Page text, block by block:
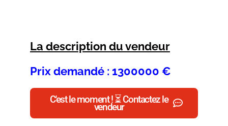
La description du vendeur
Prix demandé : 1300000 €
C'est le moment ! ⏳ Contactez le
vendeur